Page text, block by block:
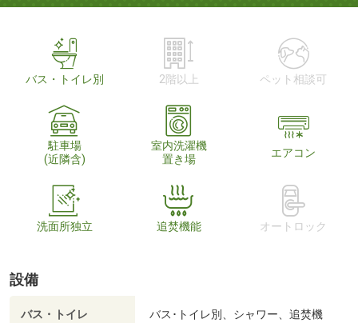
バス・トイレ別 2階以上 ペット相談可
駐車場
(近隣含)
室内洗濯機
置き場
エアコン
洗面所独立 追焚機能 オートロック
設備
バス・トイレ
バス･トイレ別、シャワー、追焚機